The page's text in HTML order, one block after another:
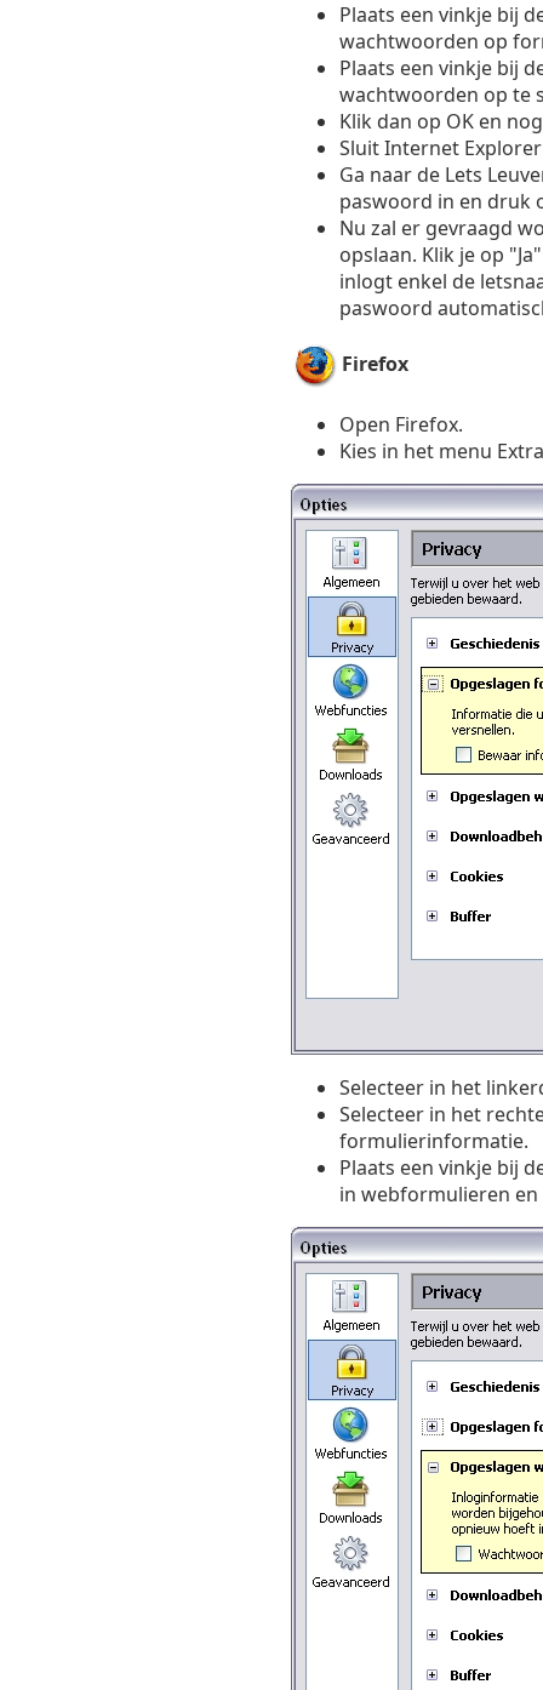
Plaats een vinkje bij
wachtwoorden op
Plaats een vinkje bij
wachtwoorden op te
Klik dan op OK en
Sluit Internet
Ga naar de Lets
paswoord in en druk
Nu zal er gevraagd
opslaan. Klik je op
inlogt enkel de
paswoord
Firefox
Open Firefox.
Kies in het menu
Selecteer in het
Selecteer in het
formulierinformatie.
Plaats een vinkje bij
in webformulieren en